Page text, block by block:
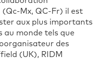
Mx, QC-Fr) il est
aux plus importants
au monde tels que
des
(UK), RIDM